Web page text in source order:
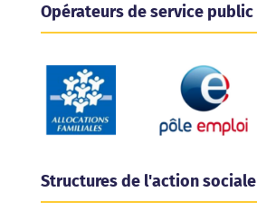
Opérateurs de service public
Structures de l'action sociale